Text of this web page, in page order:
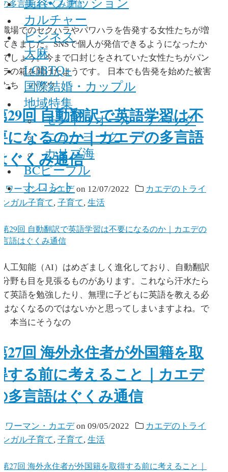
カルチャー
ビジネス
大麻
LGBTQ+
国際結婚・カップル
地域特集
モントリオール・ケベック
ニューヨーク
カリブ海
BCピープル
トロント
場でのセクハラやパワハラを告発する女性たちが増
きました。SNSで個人が発信できるようになったか
しょう。今まで口封じをされていた女性たちがパン
の箱を開けたようです。 日本でも告発を始めた被害
たち ハリウ
29回 自動翻訳で英語学習は不
になるのか｜カエデの多言語
ぐくみ通信
ワーマン・カエデon 12/07/2022
カエデのトライ
ガル子育て, 子育て, 生活
工知能（AI）はめざましく進化しており、自動翻訳
野も目を見張るものがあります。これなら汗水たら
英語を勉強したり、無理に子どもに英語を教える必
なくなるのではないかと思ってしまいますよね。で
本当にそうなの
27回 海外永住者が外国籍を取
する前に考えること｜カエデ
多言語はぐくみ通信
ワーマン・カエデon 09/05/2022
カエデのトライ
ガル子育て, 子育て, 生活